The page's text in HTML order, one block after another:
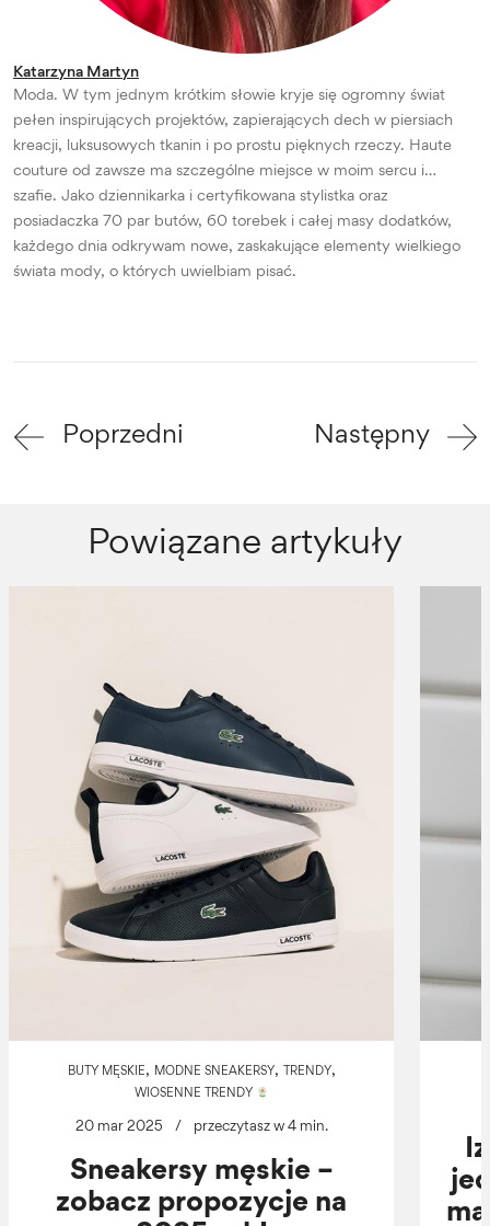
Katarzyna Martyn
Moda. W tym jednym krótkim słowie kryje się ogromny świat
pełen inspirujących projektów, zapierających dech w piersiach
kreacji, luksusowych tkanin i po prostu pięknych rzeczy. Haute
couture od zawsze ma szczególne miejsce w moim sercu i…
szafie. Jako dziennikarka i certyfikowana stylistka oraz
posiadaczka 70 par butów, 60 torebek i całej masy dodatków,
każdego dnia odkrywam nowe, zaskakujące elementy wielkiego
świata mody, o których uwielbiam pisać.
Poprzedni Następny
Powiązane artykuły
BUTY MĘSKIE, MODNE SNEAKERSY, TRENDY,
WIOSENNE TRENDY
20 mar 2025 / przeczytasz w 4 min.
Sneakersy męskie –
zobacz propozycje na